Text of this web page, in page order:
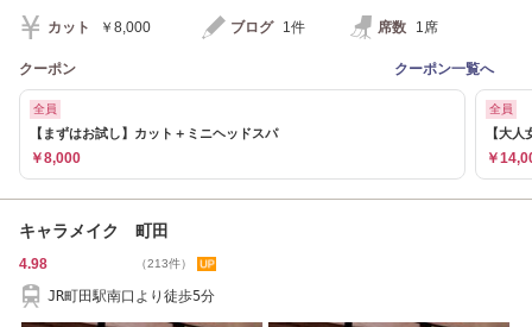
カット ￥8,000 ブログ 1件 席数 1席
クーポン クーポン一覧へ
全員
【まずはお試し】カット＋ミニヘッドスパ
￥8,000
全員
【大
￥
キャラメイク 町田
4.98 （213件）
JR町田駅南口より徒歩5分